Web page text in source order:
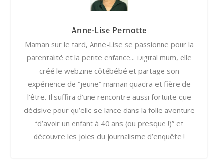
Anne-Lise Pernotte
Maman sur le tard, Anne-Lise se passionne pour la
parentalité et la petite enfance... Digital mum, elle
créé le webzine côtébébé et partage son
expérience de “jeune” maman quadra et fière de
l’être. Il suffira d’une rencontre aussi fortuite que
décisive pour qu’elle se lance dans la folle aventure
“d’avoir un enfant à 40 ans (ou presque !)” et
découvre les joies du journalisme d’enquête !